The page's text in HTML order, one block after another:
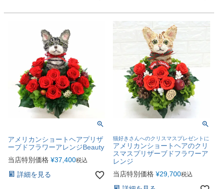
アメリカンショートヘアプリザ
ーブドフラワーアレンジBeauty
当店特別価格 ¥37,400税込
詳細を見る
猫好きさんへのクリスマスプレゼントに
アメリカンショートヘアのクリ
スマスプリザーブドフラワーア
レンジ
当店特別価格 ¥29,700税込